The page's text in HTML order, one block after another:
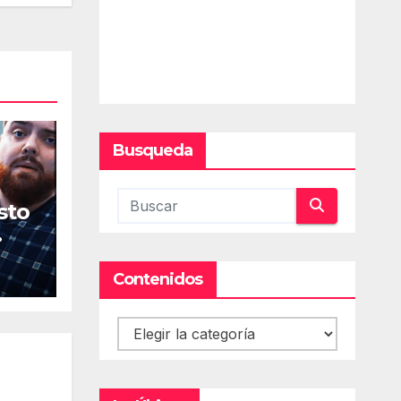
Busqueda
Contenidos
Contenidos